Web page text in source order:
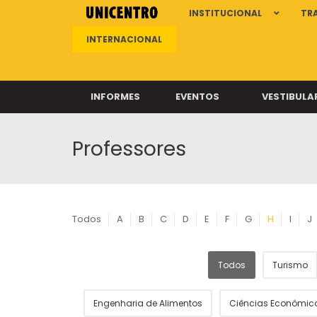
INSTITUCIONAL
INTERNACIONAL
INFORMES EVENTOS
Professores
Todos A B C D E F G H I J
Todos Turismo
Engenharia de Alimentos Ciências